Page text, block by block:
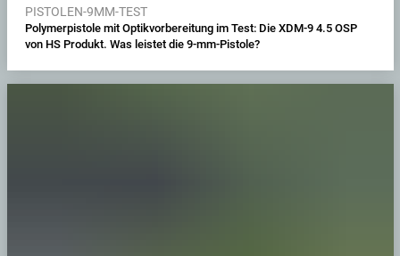
PISTOLEN-9MM-TEST
Polymerpistole mit Optikvorbereitung im Test: Die XDM-9 4.5 OSP
von HS Produkt. Was leistet die 9-mm-Pistole?